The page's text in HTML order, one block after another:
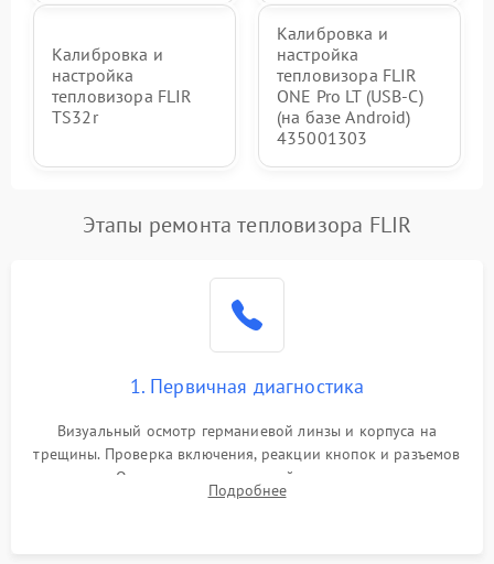
Калибровка и
настройка
тепловизора FLIR
TS32r
Калибровка и
настройка
тепловизора FLIR
ONE Pro LT (USB-C)
(на базе Android)
435001303
Этапы ремонта тепловизора FLIR
1. Первичная диагностика
Визуальный осмотр германиевой линзы и корпуса на
трещины. Проверка включения, реакции кнопок и разъемов
зарядки. Оценка вывода тепловой сигнатуры на экран,
проверка базовых функций и считывание системных
Подробнее